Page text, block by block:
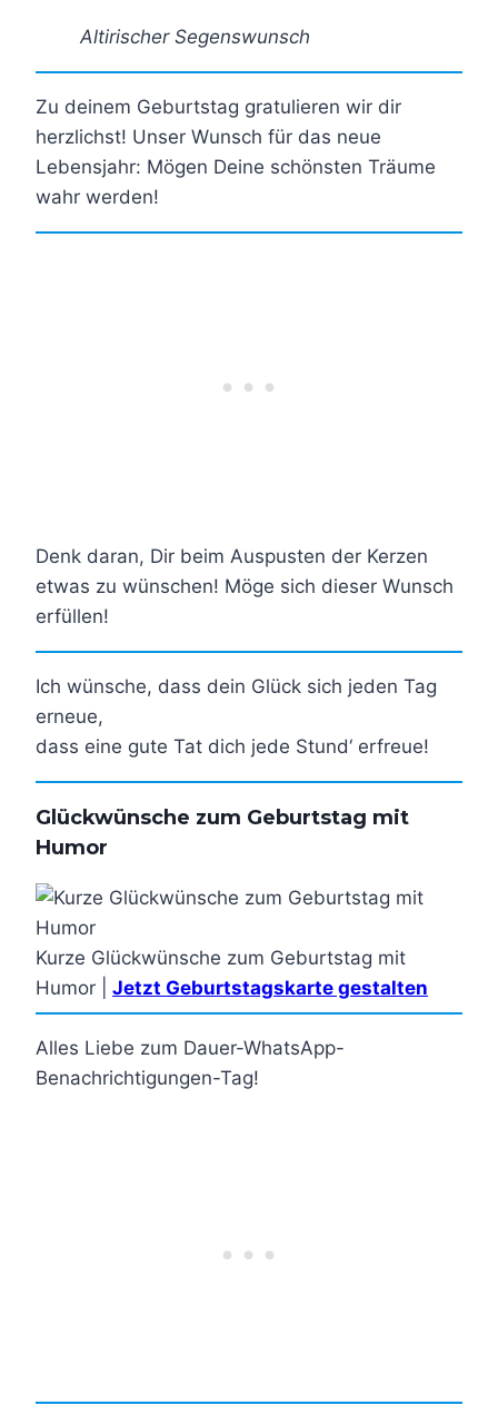
Altirischer Segenswunsch
Zu deinem Geburtstag gratulieren wir dir
herzlichst! Unser Wunsch für das neue
Lebensjahr: Mögen Deine schönsten Träume
wahr werden!
Denk daran, Dir beim Auspusten der Kerzen
etwas zu wünschen! Möge sich dieser Wunsch
erfüllen!
Ich wünsche, dass dein Glück sich jeden Tag
erneue,
dass eine gute Tat dich jede Stund‘ erfreue!
Glückwünsche zum Geburtstag mit
Humor
Kurze Glückwünsche zum Geburtstag mit
Humor |
Jetzt Geburtstagskarte gestalten
Alles Liebe zum Dauer-WhatsApp-
Benachrichtigungen-Tag!